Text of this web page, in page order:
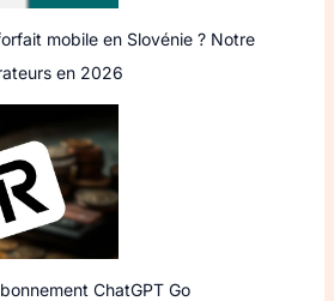
mobile en Slovénie ? Notre
en 2026
ChatGPT Go